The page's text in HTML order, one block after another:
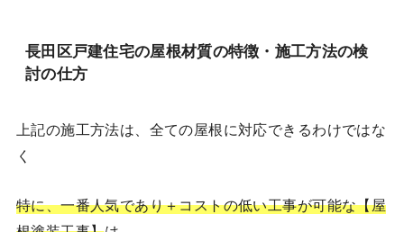
長田区戸建住宅の屋根材質の特徴・施工方法の検
討の仕方
上記の施工方法は、全ての屋根に対応できるわけではな
く
特に、一番人気であり＋コストの低い工事が可能な【屋